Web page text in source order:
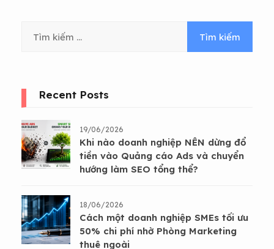
Recent Posts
19/06/2026
Khi nào doanh nghiệp NÊN dừng đổ
tiền vào Quảng cáo Ads và chuyển
hướng làm SEO tổng thể?
18/06/2026
Cách một doanh nghiệp SMEs tối ưu
50% chi phí nhờ Phòng Marketing
thuê ngoài